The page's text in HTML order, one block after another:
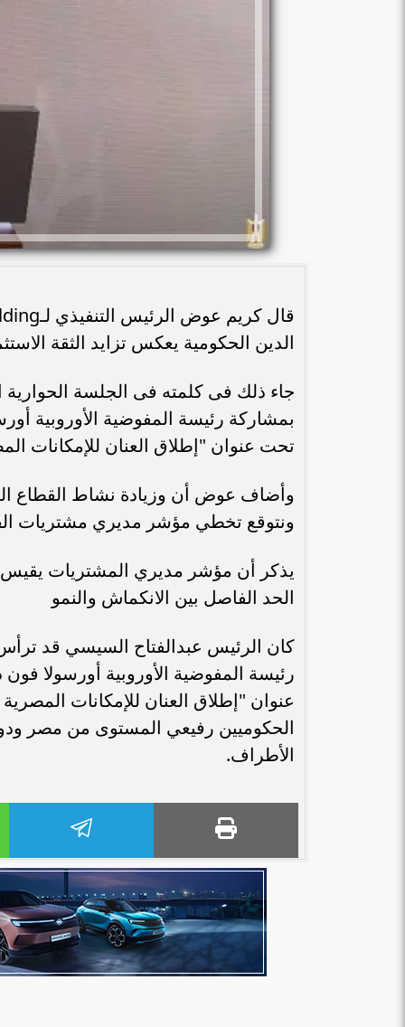
الدين الحكومية يعكس تزايد الثقة
جاء ذلك فى كلمته فى الجلسة الحوارية
بمشاركة رئيسة المفوضية الأوروبية
تحت عنوان "إطلاق العنان للإمكانات
وأضاف عوض أن وزيادة نشاط القطاع
ونتوقع تخطي مؤشر مديري مشتريات القطاع
الحد الفاصل بين الانكماش والنمو
كان الرئيس عبدالفتاح السيسي قد
رئيسة المفوضية الأوروبية أورسولا
عنوان "إطلاق العنان للإمكانات
الحكوميين رفيعي المستوى من مصر
الأطراف.